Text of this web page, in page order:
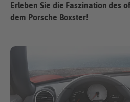
Erleben Sie die Faszination des
dem Porsche Boxster!